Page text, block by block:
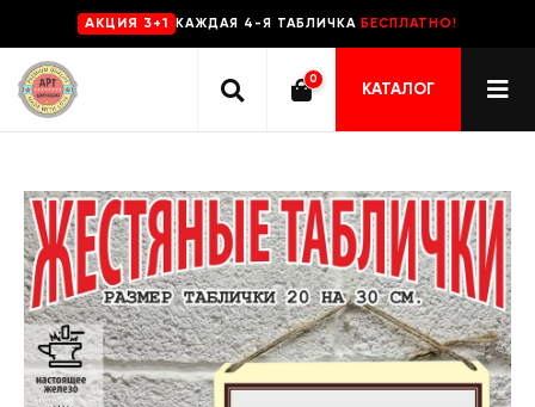
AKЦИЯ 3+1 КАЖДАЯ 4-Я ТАБЛИЧКА БЕСПЛАТНО!
0
КАТАЛОГ